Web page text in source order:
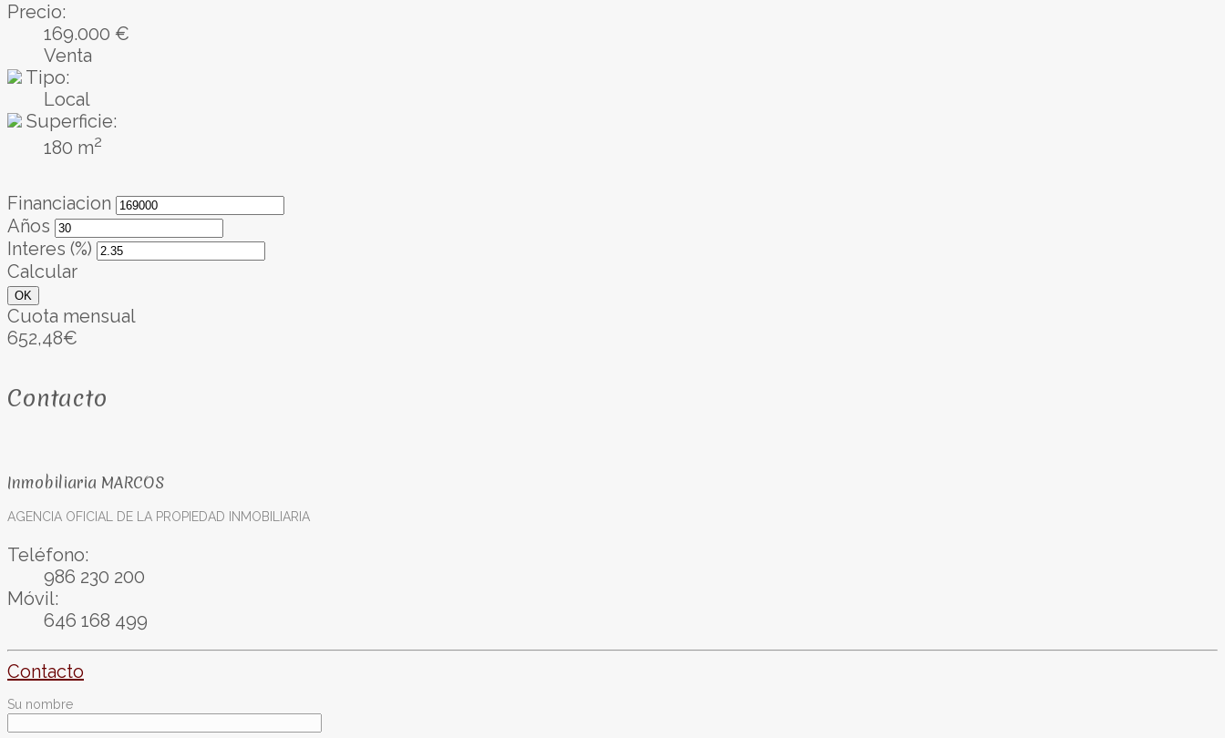
Precio:
169.000 €
Venta
Tipo:
Local
Superficie:
180 m2
Financiacion
Años
Interes (%)
Calcular
OK
Cuota mensual
652,48€
Contacto
Inmobiliaria MARCOS
AGENCIA OFICIAL DE LA PROPIEDAD INMOBILIARIA
Teléfono:
986 230 200
Móvil:
646 168 499
Contacto
Su nombre